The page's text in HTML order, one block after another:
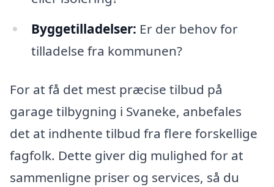
Byggetilladelser: Er der behov for
tilladelse fra kommunen?
For at få det mest præcise tilbud på
garage tilbygning i Svaneke, anbefales
det at indhente tilbud fra flere forskellige
fagfolk. Dette giver dig mulighed for at
sammenligne priser og services, så du